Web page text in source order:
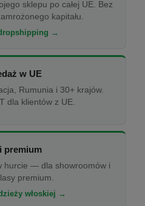
sklepu po całej UE. Bez
kapitału.
→
w UE
Rumunia i 30+ krajów.
dla klientów z UE.
premium
hurcie — dla showroomów i
premium.
włoskiej →